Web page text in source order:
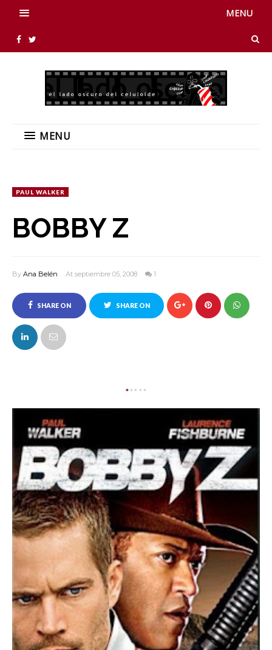
MENU
MENU
PAUL WALKER
BOBBY Z
By Ana Belén At septiembre 05, 2008 1
SHARE ON
FACEBOOK
SHARE ON
*****